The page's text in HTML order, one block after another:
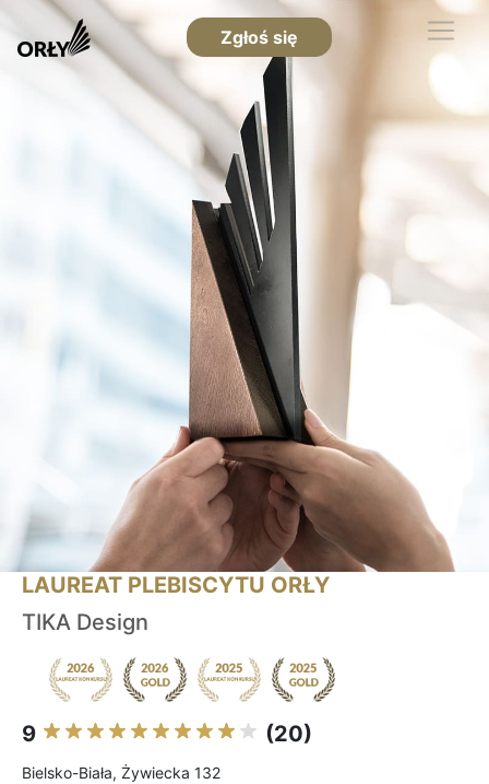
Zgłoś się
LAUREAT PLEBISCYTU ORŁY
TIKA Design
9 (20)
Bielsko-Biała, Żywiecka 132